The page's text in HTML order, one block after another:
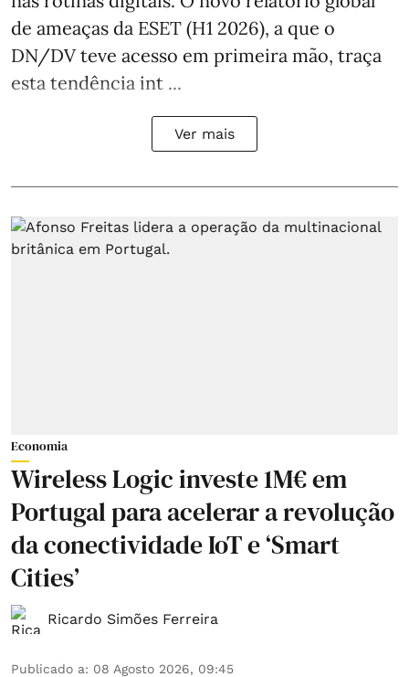
de ameaças da ESET (H1 2026), a que o
DN/DV teve acesso em primeira mão, traça
esta tendência int ...
Ver mais
Economia
Wireless Logic investe 1M€ em
Portugal para acelerar a revolução
da conectividade IoT e ‘Smart
Cities’
Ricardo Simões Ferreira
Publicado a: 08 Agosto 2026, 09:45